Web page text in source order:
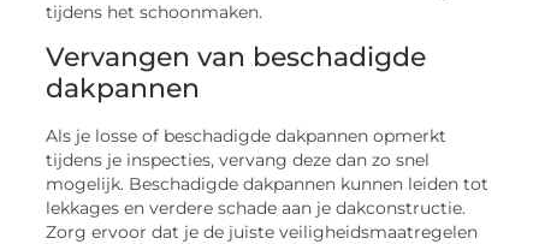
tijdens het schoonmaken.
Vervangen van beschadigde
dakpannen
Als je losse of beschadigde dakpannen opmerkt
tijdens je inspecties, vervang deze dan zo snel
mogelijk. Beschadigde dakpannen kunnen leiden tot
lekkages en verdere schade aan je dakconstructie.
Zorg ervoor dat je de juiste veiligheidsmaatregelen